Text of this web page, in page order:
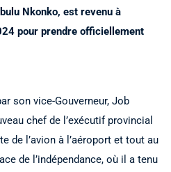
Nkonko, est revenu à
pour prendre officiellement
son vice-Gouverneur, Job
chef de l’exécutif provincial
de l’avion à l’aéroport et tout au
de l’indépendance, où il a tenu